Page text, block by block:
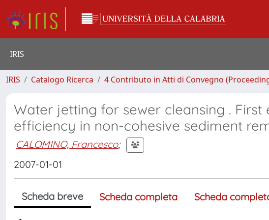
IRIS
IRIS Catalogo Ricerca 4 Contributo in Atti di Convegno
Water jetting for sewer cleansing .
efficiency in non-cohesive sediment
CALOMINO, Francesco;
2007-01-01
Scheda breve Scheda completa Scheda